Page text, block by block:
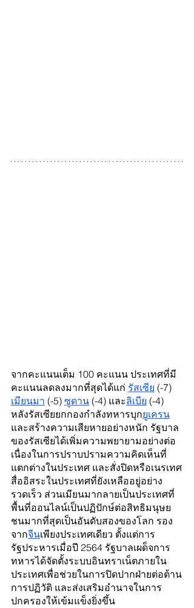
จากคะแนนเต็ม 100 คะแนน ประเทศที่มี
คะแนนลดลงมากที่สุดได้แก่ รัสเซีย (-7)
เมียนมา (-5) ซูดาน (-4) และลิเบีย (-4)
หลังรัสเซียยกกองกำลังทหารบุกยูเครน
และสร้างความเสียหายอย่างหนัก รัฐบาล
ของรัสเซียได้เพิ่มความพยายามอย่างต่อ
เนื่องในการปราบปรามความคิดเห็นที่
แตกต่างในประเทศ และสั่งปิดหรือเนรเทศ
สื่ออิสระในประเทศที่ยังเหลืออยู่อย่าง
รวดเร็ว ส่วนเมียนมากลายเป็นประเทศที่
พื้นที่ออนไลน์เป็นปฏิปักษ์ต่อสิทธิมนุษย
ชนมากที่สุดเป็นอันดับสองของโลก รอง
จากจีนเพียงประเทศเดียว ตั้งแต่การ
รัฐประหารเมื่อปี 2564 รัฐบาลเผด็จการ
ทหารได้จัดตั้งระบบอินทราเน็ตภายใน
ประเทศเพื่อช่วยในการปิดปากฝ่ายต่อต้าน
การปฏิวัติ และส่งเสริมอำนาจในการ
ปกครองให้เข้มแข็งยิ่งขึ้น